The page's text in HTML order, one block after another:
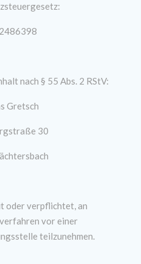
nach § 55 Abs. 2 RStV:
Gretsch
30
oder verpflichtet, an
vor einer
teilzunehmen.